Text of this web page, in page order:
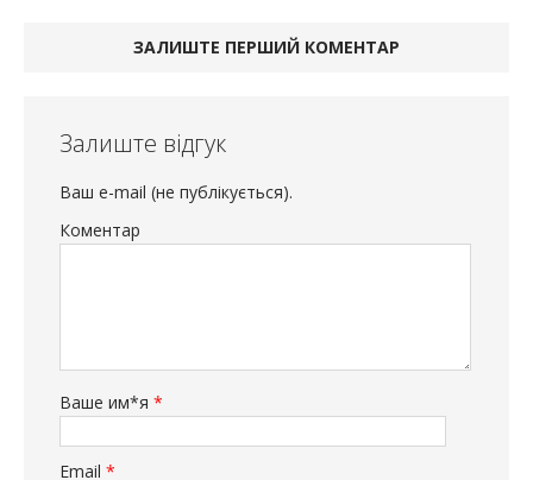
ЗАЛИШТЕ ПЕРШИЙ КОМЕНТАР
Залиште відгук
Ваш e-mail (не публікується).
Коментар
Ваше им*я *
Email *